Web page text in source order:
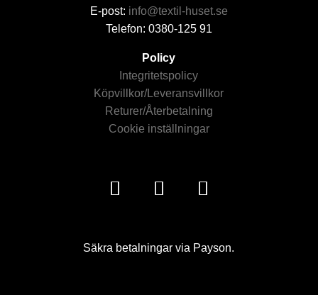
E-post: info@textil-huset.se
Telefon: 0380-125 91
Policy
Integritetspolicy
Köpvillkor/Leveransvillkor
Returer/Återbetalning
Cookie inställningar
Säkra betalningar via Payson.